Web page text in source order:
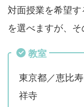
対面授業を希望
を選べますが、そ
教室
東京都／恵比
祥寺